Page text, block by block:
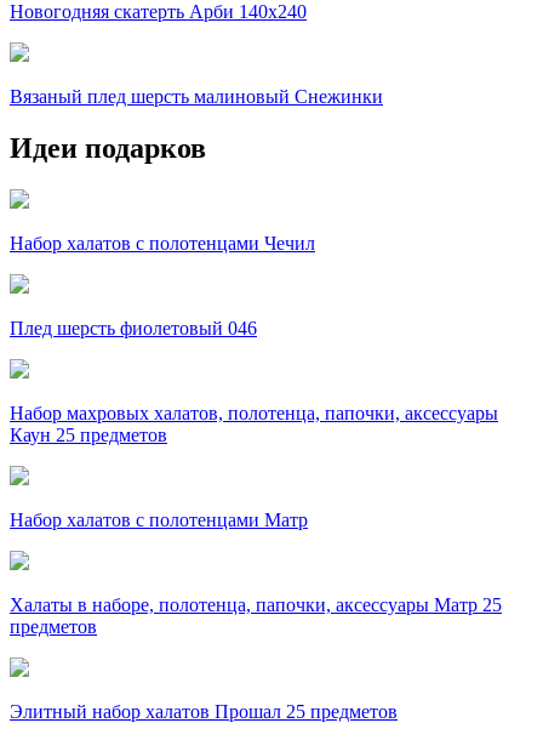
Новогодняя скатерть Арби 140х240
Вязаный плед шерсть малиновый Снежинки
Идеи подарков
Набор халатов с полотенцами Чечил
Плед шерсть фиолетовый 046
Набор махровых халатов, полотенца, папочки, аксессуары
Каун 25 предметов
Набор халатов с полотенцами Матр
Халаты в наборе, полотенца, папочки, аксессуары Матр 25
предметов
Элитный набор халатов Прошал 25 предметов